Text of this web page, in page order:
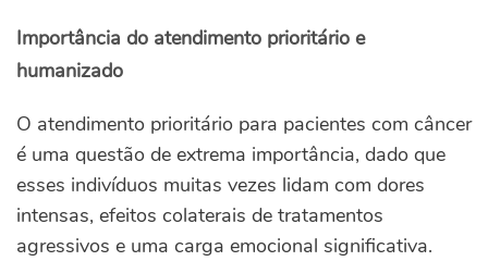
Importância do atendimento prioritário e
humanizado
O atendimento prioritário para pacientes com câncer
é uma questão de extrema importância, dado que
esses indivíduos muitas vezes lidam com dores
intensas, efeitos colaterais de tratamentos
agressivos e uma carga emocional significativa.